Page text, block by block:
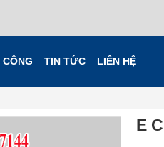
TIN TỨC LIÊN HỆ
E